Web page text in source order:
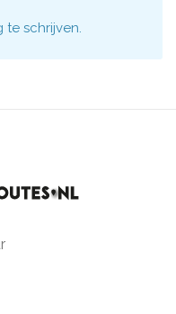
schrijven.